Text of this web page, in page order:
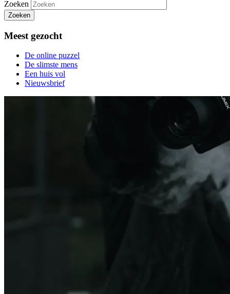
Zoeken
Zoeken
Meest gezocht
De online puzzel
De slimste mens
Een huis vol
Nieuwsbrief